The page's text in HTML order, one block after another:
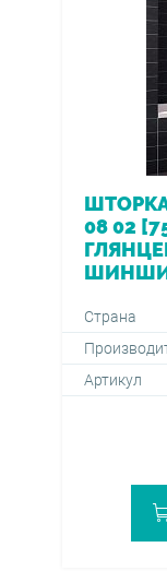
ШТОРКА
08 02
Страна
Артикул